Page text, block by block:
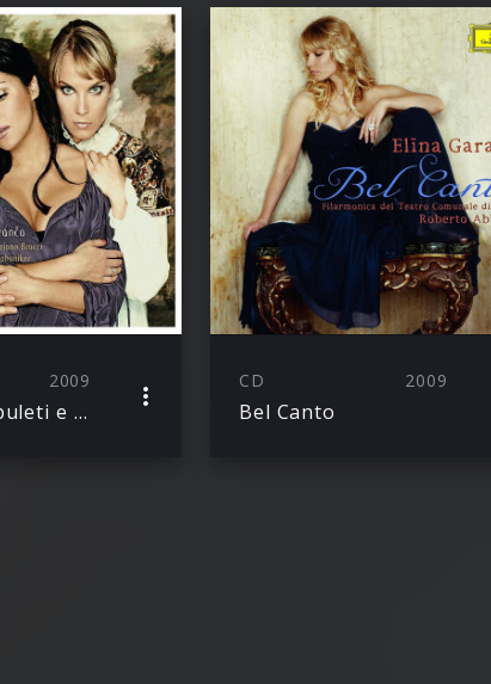
2009
Bellini: I Capuleti e i Montecchi
CD 2009
Bel Canto